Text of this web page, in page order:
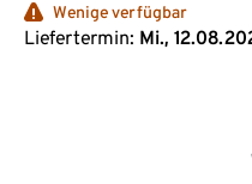
Wenige verfügbar
Liefertermin: Mi.,